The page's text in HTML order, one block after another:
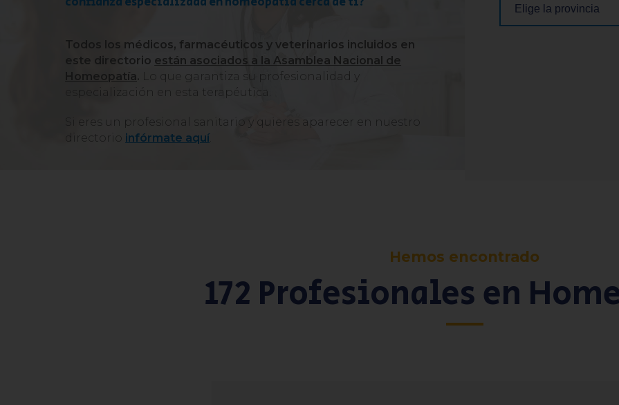
Todos los médicos, farmacéuticos y veterinarios incluidos en
este directorio están asociados a la Asamblea Nacional de
Homeopatía.
Lo que garantiza su profesionalidad y
especialización en esta terapéutica.
Si eres un profesional sanitario y quieres aparecer en nuestro
directorio infórmate aquí
Hemos encontrado
172 Profesionales en